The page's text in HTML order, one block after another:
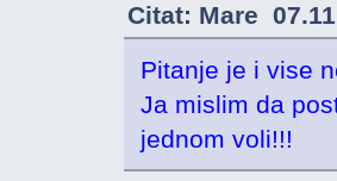
Citat: Mare
Pitanje je i vise
Ja mislim da
jednom voli!!!